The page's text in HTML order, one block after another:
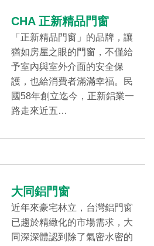
CHA 正新精品門窗
「正新精品門窗」的品牌，讓
猶如房屋之眼的門窗，不僅給
予室內與室外介面的安全保
護，也給消費者滿滿幸福。民
國58年創立迄今，正新鋁業一
路走來近五…
大同鋁門窗
近年來豪宅林立，台灣鋁門窗
已趨於精緻化的市場需求，大
同深深體認到除了氣密水密的